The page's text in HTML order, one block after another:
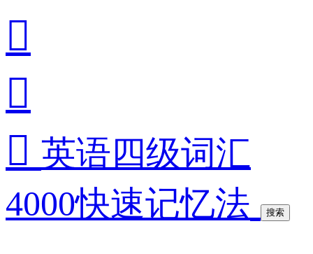


 英语四级词汇
4000快速记忆法
搜索